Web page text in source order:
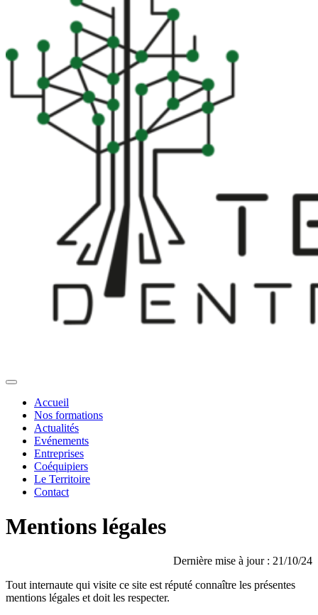
Accueil
Nos formations
Actualités
Evénements
Entreprises
Coéquipiers
Le Territoire
Contact
Mentions légales
Dernière mise à jour : 21/10/24
Tout internaute qui visite ce site est réputé connaître les présentes
mentions légales et doit les respecter.